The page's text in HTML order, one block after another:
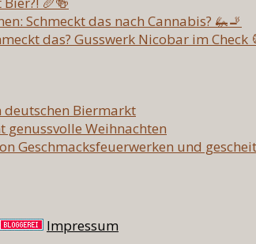
Schmeckt das nach Cannabis? 🦗🚬
das? Gusswerk Nicobar im Check
deutschen Biermarkt
genussvolle Weihnachten
Geschmacksfeuerwerken und
Impressum